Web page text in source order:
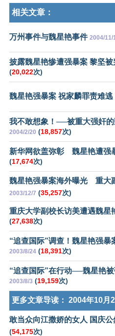
相关文章：
万州事件与魏星艳事件 2004/11/1
披露魏星艳惨遭强暴案 黎坚
(20,022次)
魏星艳强暴案 祝家麟罪责难逃
我不敢想象！──被重大强奸
2004/2/20 (18,857次)
新华网欲盖弥彰 魏星艳遭强
(17,674次)
魏星艳强暴案海外曝光 重大
2003/12/7 (35,257次)
重庆大学副校长访美遭遇魏星
(27,638次)
“追查国际”调查！魏星艳强
2003/8/24 (18,391次)
“追查国际”在行动──魏星艳被
2003/8/3 (19,159次)
更多文章导读： 2004年10月
敢当众向江撒娇的女人 国庆
(54,175次)